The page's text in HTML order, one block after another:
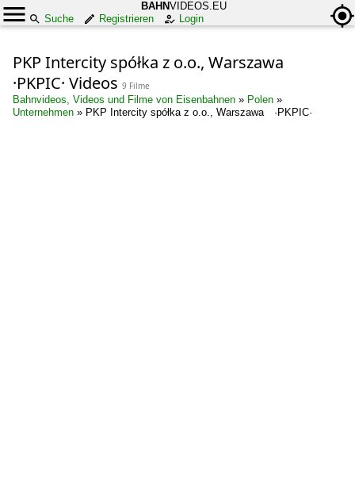
BAHNVIDEOS.EU
Suche
Registrieren Login
PKP Intercity spółka z o.o., Warszawa
·PKPIC· Videos 9 Filme
Bahnvideos, Videos und Filme von Eisenbahnen » Polen »
Unternehmen » PKP Intercity spółka z o.o., Warszawa ·PKPIC·